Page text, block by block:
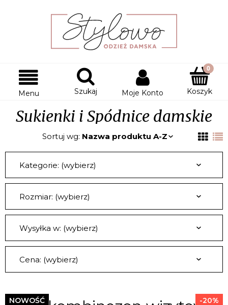
Menu Szukaj Moje Konto Koszyk
Sukienki i Spódnice damskie
Sortuj wg: Nazwa produktu A-Z
Kategorie: (wybierz)
Rozmiar: (wybierz)
Wysyłka w: (wybierz)
Cena: (wybierz)
-20%
NOWOŚĆ